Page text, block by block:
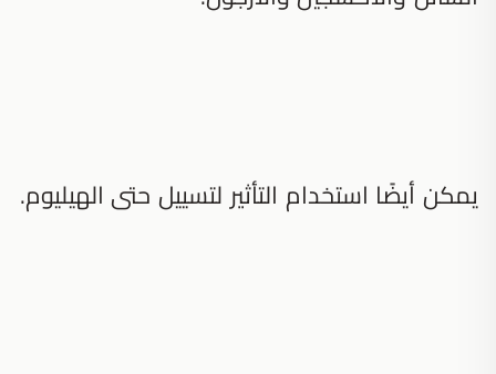
يمكن أيضًا استخدام التأثير لتسييل حتى الهيليوم.